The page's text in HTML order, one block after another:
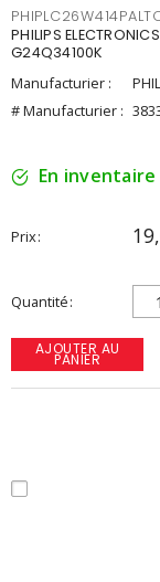
PHILIPS
G24Q34100K
Manufacturier :
# Manufacturier :
En inventaire
Prix
Quantité
AJOUTER AU
PANIER